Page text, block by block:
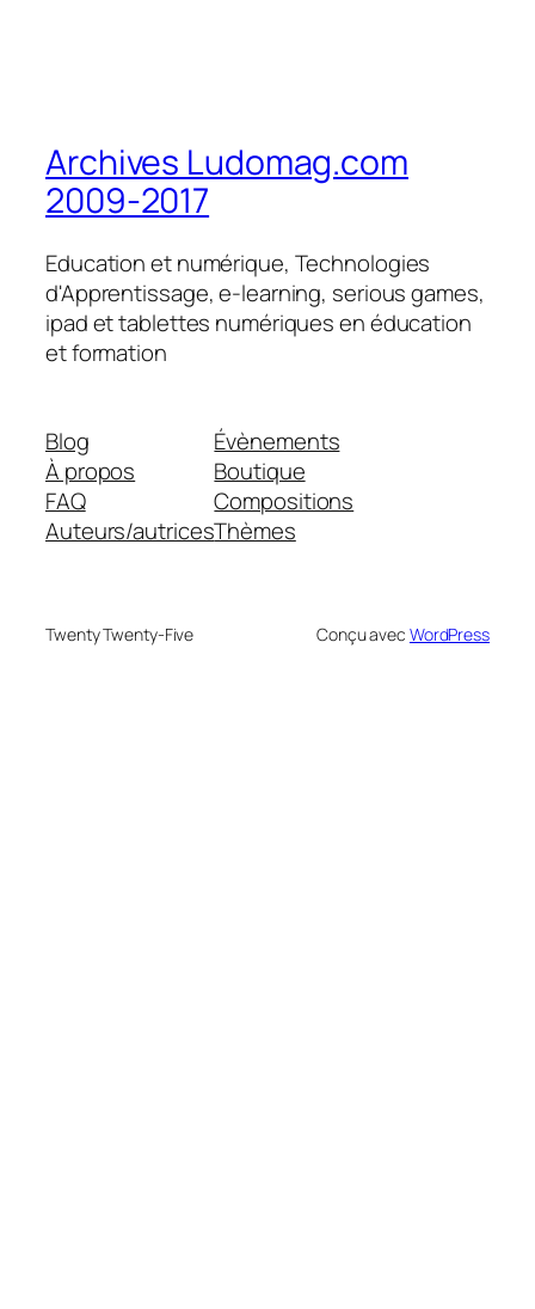
Archives Ludomag.com
2009-2017
Education et numérique, Technologies
d'Apprentissage, e-learning, serious games,
ipad et tablettes numériques en éducation
et formation
Blog
À propos
FAQ
Auteurs/autrices
Évènements
Boutique
Compositions
Thèmes
Twenty Twenty-Five Conçu avec WordPress